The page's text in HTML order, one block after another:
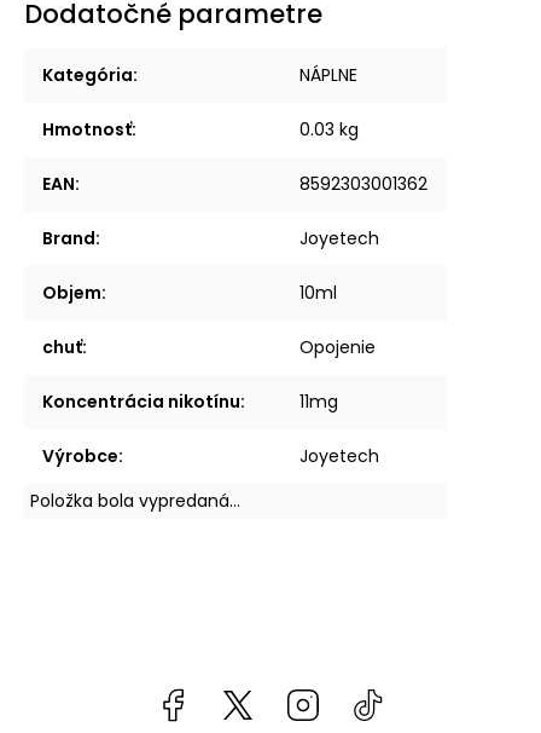
Dodatočné parametre
Kategória: NÁPLNE
Hmotnosť: 0.03 kg
EAN: 8592303001362
Brand: Joyetech
Objem: 10ml
chuť: Opojenie
Koncentrácia nikotínu: 11mg
Výrobce:
Joyetech
Položka bola vypredaná…
Facebook kzifcak85131Instagram